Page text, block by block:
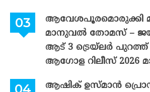
ആവേശപൂരമൊരുക്കി
മാനുവൽ തോമസ് –
ആട് 3 ട്രെയ്‌ലർ പുറത്ത് ;
ആഗോള റിലീസ് 2026
ആഷിക് ഉസ്മാൻ